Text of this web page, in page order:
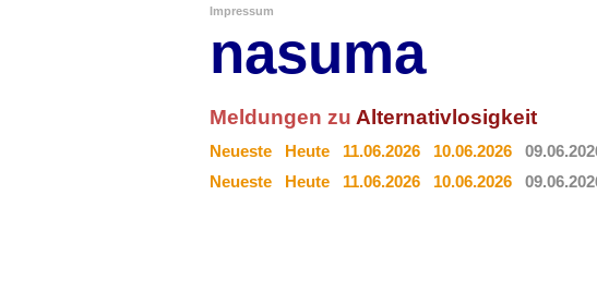
Impressum
nasuma
Meldungen zu Alternativlosigkeit
Neueste Heute 11.06.2026 10.06.2026
Neueste
Heute 11.06.2026 10.06.2026